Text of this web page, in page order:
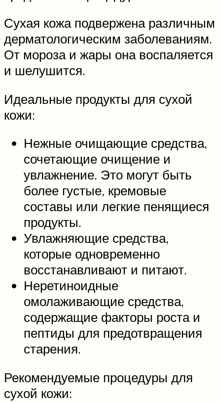
Сухая кожа подвержена различным
дерматологическим заболеваниям.
От мороза и жары она воспаляется
и шелушится.
Идеальные продукты для сухой
кожи:
Нежные очищающие средства,
сочетающие очищение и
увлажнение. Это могут быть
более густые, кремовые
составы или легкие пенящиеся
продукты.
Увлажняющие средства,
которые одновременно
восстанавливают и питают.
Неретиноидные
омолаживающие средства,
содержащие факторы роста и
пептиды для предотвращения
старения.
Рекомендуемые процедуры для
сухой кожи: